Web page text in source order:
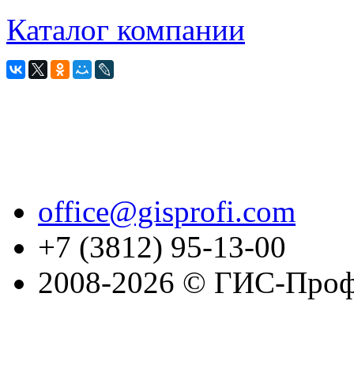
Каталог компании
office@gisprofi.com
+7 (3812) 95-13-00
2008-2026 © ГИС-